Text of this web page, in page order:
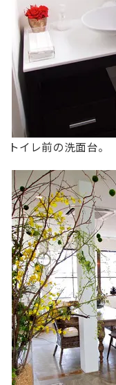
トイレ前の洗面台。